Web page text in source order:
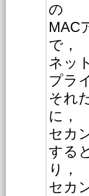
の
MAC
で，
ネッ
プラ
それ
に，
セカ
する
り，
セカ